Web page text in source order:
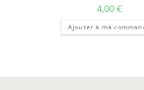
4,00 €
Ajouter à ma